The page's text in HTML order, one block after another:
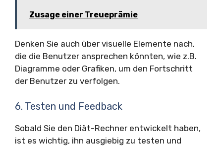
Zusage einer Treueprämie
Denken Sie auch über visuelle Elemente nach,
die die Benutzer ansprechen könnten, wie z.B.
Diagramme oder Grafiken, um den Fortschritt
der Benutzer zu verfolgen.
6. Testen und Feedback
Sobald Sie den Diät-Rechner entwickelt haben,
ist es wichtig, ihn ausgiebig zu testen und